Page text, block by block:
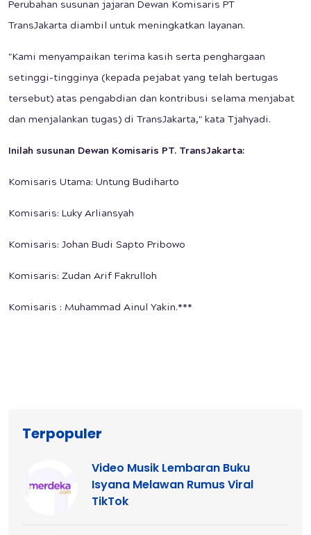
Perubahan susunan jajaran Dewan Komisaris PT
TransJakarta diambil untuk meningkatkan layanan.
"Kami menyampaikan terima kasih serta penghargaan
setinggi-tingginya (kepada pejabat yang telah bertugas
tersebut) atas pengabdian dan kontribusi selama menjabat
dan menjalankan tugas) di TransJakarta," kata Tjahyadi.
Inilah susunan Dewan Komisaris PT. TransJakarta:
Komisaris Utama: Untung Budiharto
Komisaris: Luky Arliansyah
Komisaris: Johan Budi Sapto Pribowo
Komisaris: Zudan Arif Fakrulloh
Komisaris : Muhammad Ainul Yakin.***
Terpopuler
Video Musik Lembaran Buku
Isyana Melawan Rumus Viral
TikTok